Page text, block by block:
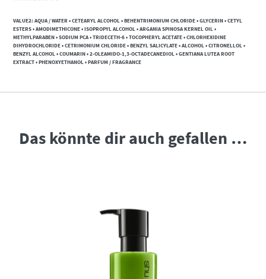
VALUE2: AQUA / WATER • CETEARYL ALCOHOL • BEHENTRIMONIUM CHLORIDE • GLYCERIN • CETYL
ESTERS • AMODIMETHICONE • ISOPROPYL ALCOHOL • ARGANIA SPINOSA KERNEL OIL •
METHYLPARABEN • SODIUM PCA • TRIDECETH-6 • TOCOPHERYL ACETATE • CHLORHEXIDINE
DIHYDROCHLORIDE • CETRIMONIUM CHLORIDE • BENZYL SALICYLATE • ALCOHOL • CITRONELLOL •
BENZYL ALCOHOL • COUMARIN • 2-OLEAMIDO-1,3-OCTADECANEDIOL • GENTIANA LUTEA ROOT
EXTRACT • PHENOXYETHANOL • PARFUM / FRAGRANCE
Das könnte dir auch gefallen …